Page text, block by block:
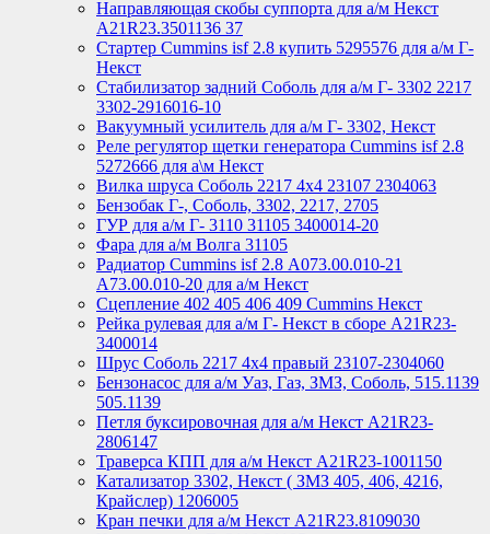
Направляющая скобы суппорта для а/м Некст
A21R23.3501136 37
Стартер Cummins isf 2.8 купить 5295576 для а/м Г-
Некст
Стабилизатор задний Соболь для а/м Г- 3302 2217
3302-2916016-10
Вакуумный усилитель для а/м Г- 3302, Некст
Реле регулятор щетки генератора Cummins isf 2.8
5272666 для а\м Некст
Вилка шруса Соболь 2217 4х4 23107 2304063
Бензобак Г-, Соболь, 3302, 2217, 2705
ГУР для а/м Г- 3110 31105 3400014-20
Фара для а/м Волга 31105
Радиатор Cummins isf 2.8 А073.00.010-21
А73.00.010-20 для а/м Некст
Сцепление 402 405 406 409 Cummins Некст
Рейка рулевая для а/м Г- Некст в сборе А21R23-
3400014
Шрус Соболь 2217 4х4 правый 23107-2304060
Бензонасос для а/м Уаз, Газ, ЗМЗ, Соболь, 515.1139
505.1139
Петля буксировочная для а/м Некст A21R23-
2806147
Траверса КПП для а/м Некст A21R23-1001150
Катализатор 3302, Некст ( ЗМЗ 405, 406, 4216,
Крайслер) 1206005
Кран печки для а/м Некст A21R23.8109030